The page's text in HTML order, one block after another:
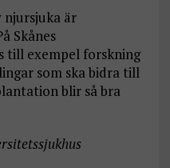
är
Skånes
till exempel forskning
som ska bidra till
blir så bra